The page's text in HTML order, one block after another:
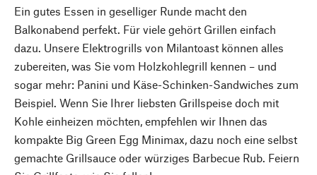
Ein gutes Essen in geselliger Runde macht den
Balkonabend perfekt. Für viele gehört Grillen einfach
dazu. Unsere Elektrogrills von Milantoast können alles
zubereiten, was Sie vom Holzkohlegrill kennen – und
sogar mehr: Panini und Käse-Schinken-Sandwiches zum
Beispiel. Wenn Sie Ihrer liebsten Grillspeise doch mit
Kohle einheizen möchten, empfehlen wir Ihnen das
kompakte Big Green Egg Minimax, dazu noch eine selbst
gemachte Grillsauce oder würziges Barbecue Rub. Feiern